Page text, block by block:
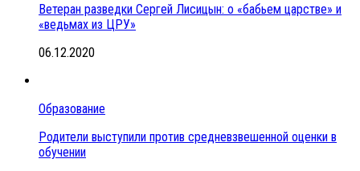
Ветеран разведки Сергей Лисицын: о «бабьем царстве» и
«ведьмах из ЦРУ»
06.12.2020
Образование
Родители выступили против средневзвешенной оценки в
обучении